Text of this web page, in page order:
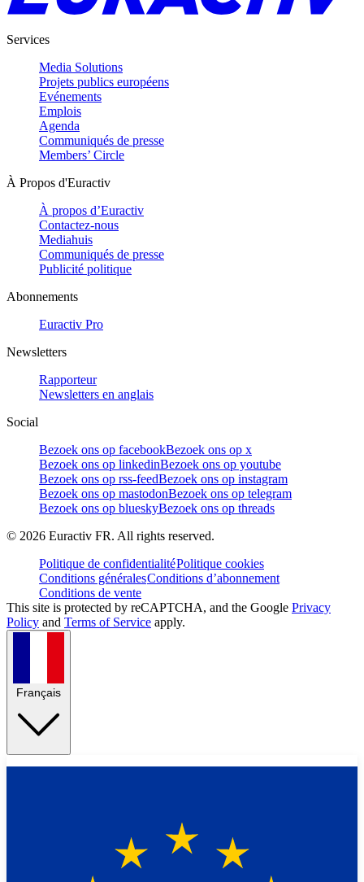
Services
Media Solutions
Projets publics européens
Evénements
Emplois
Agenda
Communiqués de presse
Members’ Circle
À Propos d'Euractiv
À propos d’Euractiv
Contactez-nous
Mediahuis
Communiqués de presse
Publicité politique
Abonnements
Euractiv Pro
Newsletters
Rapporteur
Newsletters en anglais
Social
Bezoek ons op facebookBezoek ons op x
Bezoek ons op linkedinBezoek ons op youtube
Bezoek ons op rss-feedBezoek ons op instagram
Bezoek ons op mastodonBezoek ons op telegram
Bezoek ons op blueskyBezoek ons op threads
© 2026 Euractiv FR. All rights reserved.
Politique de confidentialitéPolitique cookies
Conditions généralesConditions d’abonnement
Conditions de vente
This site is protected by reCAPTCHA, and the Google Privacy
Policy and Terms of Service apply.
Français